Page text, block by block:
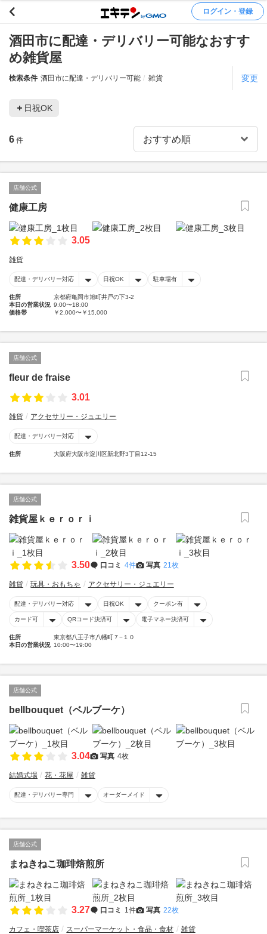
ログイン・登録
酒田市に配達・デリバリー可能なおすす
め雑貨屋
検索条件 酒田市に配達・デリバリー可能 雑貨 変更
日祝OK
6 件
店舗公式
健康工房
3.05
雑貨
配達・デリバリー対応 日祝OK 駐車場有
住所
京都府亀岡市旭町井戸の下3-2
本日の営業状況 9:00〜18:00
価格帯
￥2,000〜￥15,000
店舗公式
fleur de fraise
3.01
雑貨 アクセサリー・ジュエリー
配達・デリバリー対応
住所 大阪府大阪市淀川区新北野3丁目12-15
店舗公式
雑貨屋ｋｅｒｏｒｉ
3.50 口コミ 4件 写真 21枚
雑貨 玩具・おもちゃ アクセサリー・ジュエリー
配達・デリバリー対応 日祝OK クーポン有
カード可 QRコード決済可 電子マネー決済可
住所
東京都八王子市八幡町７−１０
本日の営業状況 10:00〜19:00
店舗公式
bellbouquet（ベルブーケ）
3.04 写真 4枚
結婚式場 花・花屋 雑貨
配達・デリバリー専門 オーダーメイド
店舗公式
まねきねこ珈琲焙煎所
3.27 口コミ 1件 写真 22枚
カフェ・喫茶店 スーパーマーケット・食品・食材 雑貨